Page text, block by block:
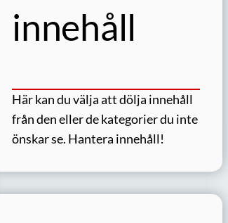
innehåll
Här kan du välja att dölja innehåll
från den eller de kategorier du inte
önskar se. Hantera innehåll!